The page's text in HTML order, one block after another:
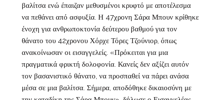
βαλίτσα ενώ έπαιζαν μεθυσμένοι κρυφτό με αποτέλεσμα
να πεθάνει από ασφυξία. Η 47χρονη Σάρα Μπουν κρίθηκε
ένοχη για ανθρωποκτονία δεύτερου βαθμού για τον
θάνατο του 42χρονου Χόρχε Τόρες Τζούνιορ, όπως
ανακοίνωσαν οι εισαγγελείς. «Πρόκειται για μια
πραγματικά φρικτή δολοφονία. Κανείς δεν αξίζει αυτόν
τον βασανιστικό θάνατο, να προσπαθεί να πάρει ανάσα
μέσα σε μια βαλίτσα. Σήμερα, αποδόθηκε δικαιοσύνη με